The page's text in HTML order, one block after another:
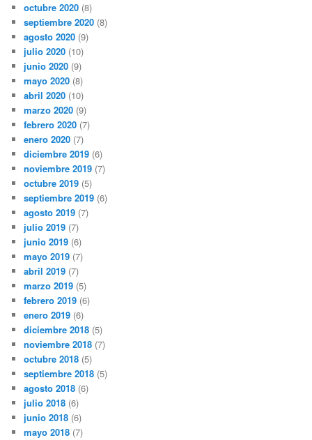
octubre 2020 (8)
septiembre 2020 (8)
agosto 2020 (9)
julio 2020 (10)
junio 2020 (9)
mayo 2020 (8)
abril 2020 (10)
marzo 2020 (9)
febrero 2020 (7)
enero 2020 (7)
diciembre 2019 (6)
noviembre 2019 (7)
octubre 2019 (5)
septiembre 2019 (6)
agosto 2019 (7)
julio 2019 (7)
junio 2019 (6)
mayo 2019 (7)
abril 2019 (7)
marzo 2019 (5)
febrero 2019 (6)
enero 2019 (6)
diciembre 2018 (5)
noviembre 2018 (7)
octubre 2018 (5)
septiembre 2018 (5)
agosto 2018 (6)
julio 2018 (6)
junio 2018 (6)
mayo 2018 (7)